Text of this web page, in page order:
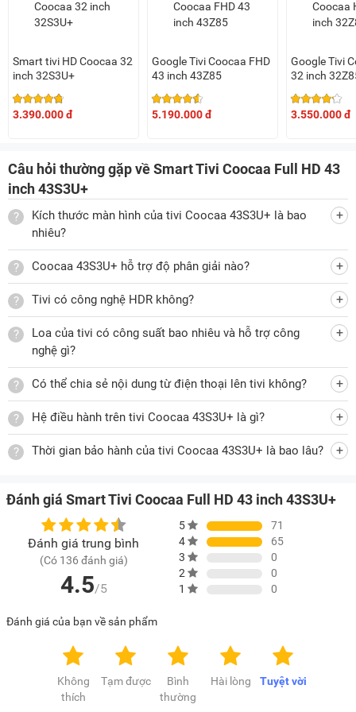
Âm thanh mạnh mẽ, sống động
dùng có trải nghiệm xem trọn vẹn hơn, Coocaa còn trang bị
nhiều công nghệ âm thanh cho model tivi Coocaa 43S3U+.
Cụ thể, tivi được trang bị 2 loa monomer với tổng công suất
sống động, lan tỏa, khử nhiễu âm thanh hiệu quả.
Tính năng chia sẻ hình ảnh từ điện thoại lên tivi
Với tivi Coocaa 43 inch 43S3U+, bạn có thể dễ dàng chia sẻ
hình ảnh, video... yêu thích từ điện thoại lên màn hình tivi
thông qua CC Cast. Nhờ tính năng này, bạn sẽ được thưởng
thức các nội dung hấp dẫn trên màn hình rộng lớn, đem lại
cảm giác xem ấn tượng, rõ nét và cực kỳ "đã mắt".
Hệ điều hành thân thiện với người xem
Smart tivi 43 inchCoocaa 43S3U+ sử dụng hệ điều
hành Coolita TV có giao diện thân thiện với người dùng. Bên
cạnh đó, hệ điều hành này cũng tích hợp nhiều ứng dụng
thoải mái thưởng thức các nội dung giải trí đa dạng.
Kết nối không giới hạn
Kết nối không dây giữa điện thoại và tivi cho phép bạn chiếu
hình ảnh lên màn hình tivi hoặc điều khiển tivi qua app.
Tivi Coocaa 43 inch
43S3U+ còn được trang bị nhiều cổng
bạn dễ dàng kết nối tivi với nhiều thiết bị ngoại vi, đem lại
những phút giây giải trí tuyệt vời.
Tivi này không có app Netflix và không kết nối
Bluetooth.
Smart tivi HD Coocaa 32
inch 32S3U+
3.390.000 đ
Google Tivi Coocaa FHD
43 inch 43Z85
5.190.000 đ
Google Tivi
32 inch
3.550.000 đ
Câu hỏi thường gặp về Smart Tivi Coocaa Full HD 43
inch 43S3U+
Kích thước màn hình của tivi Coocaa 43S3U+ là bao
nhiêu?
Coocaa 43S3U+ hỗ trợ độ phân giải nào?
Tivi có công nghệ HDR không?
Loa của tivi có công suất bao nhiêu và hỗ trợ công
nghệ gì?
Có thể chia sẻ nội dung từ điện thoại lên tivi không?
Hệ điều hành trên tivi Coocaa 43S3U+ là gì?
Thời gian bảo hành của tivi Coocaa 43S3U+ là bao lâu?
Đánh giá Smart Tivi Coocaa Full HD 43 inch 43S3U+
Đánh giá trung bình
(Có 136 đánh giá)
4.5/5
5
71
4
65
3
0
2
0
1
0
Đánh giá của bạn về sản phẩm
Tuyệt vời
Hài lòng
Bình
thường
Tạm được
Không
thích